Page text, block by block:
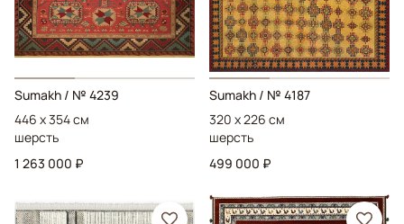
Sumakh / № 4239
446 x 354 см
шерсть
1 263 000 ₽
Sumakh / № 4187
320 x 226 см
шерсть
499 000 ₽